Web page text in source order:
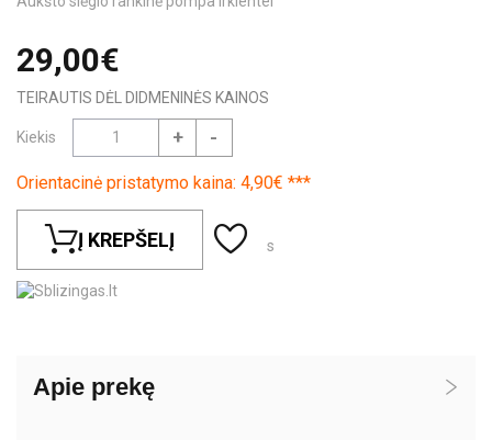
29,00€
TEIRAUTIS DĖL DIDMENINĖS KAINOS
Kiekis + -
Orientacinė pristatymo kaina: 4,90€ ***
Į KREPŠELĮ s
Apie prekę